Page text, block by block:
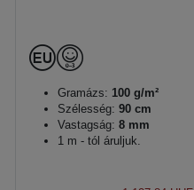
Gramázs: 100 g/m²
Szélesség: 90 cm
Vastagság: 8 mm
1 m - tól áruljuk.